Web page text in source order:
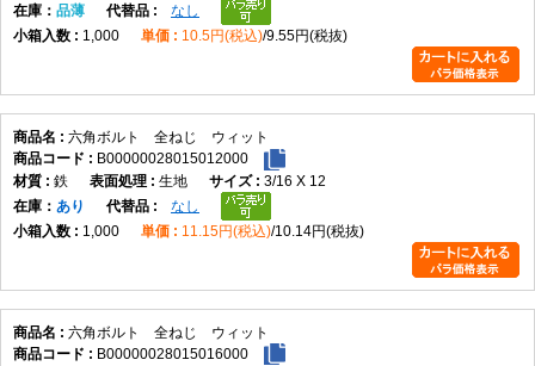
在庫
品薄
なし
1,000
10.5円(税込) 9.55円(税抜)
六角ボルト 全ねじ ウィット
B00000028015012000
鉄
生地
3/16 X 12
在庫
あり
なし
1,000
11.15円(税込) 10.14円(税抜)
六角ボルト 全ねじ ウィット
B00000028015016000